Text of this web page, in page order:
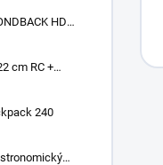
HD
cm RC +
240